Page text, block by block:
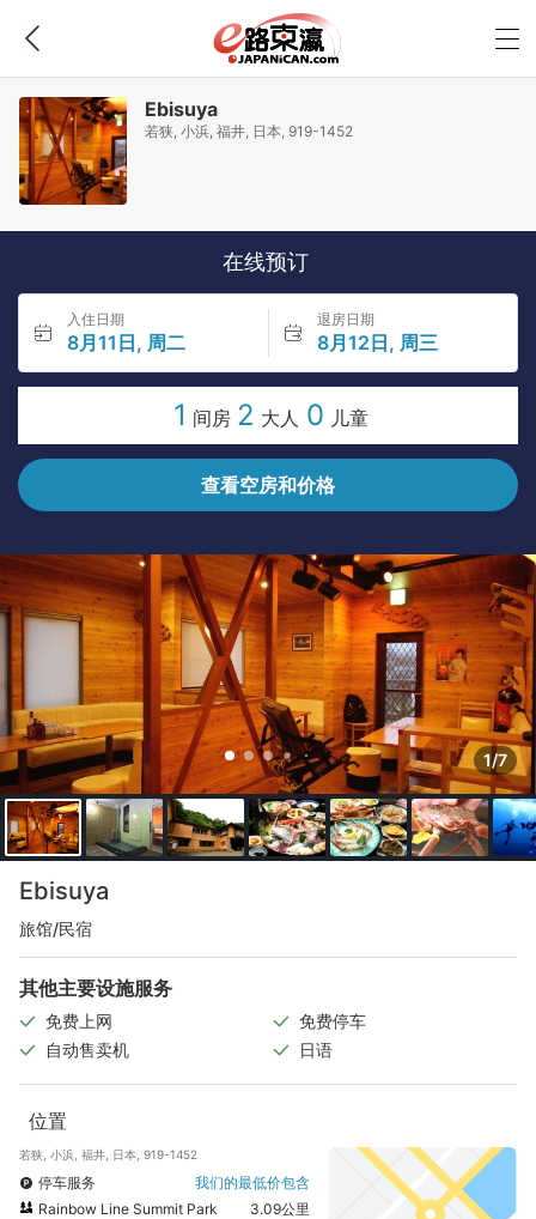
Ebisuya
若狭, 小浜, 福井, 日本, 919-1452
在线预订
入住日期
8月11日, 周二
退房日期
8月12日, 周三
1 间房 2 大人 0 儿童
查看空房和价格
1/7
Ebisuya
旅馆/民宿
其他主要设施服务
免费上网
免费停车
自动售卖机
日语
位置
若狭, 小浜, 福井, 日本, 919-1452
停车服务
我们的最低价包含
Rainbow Line Summit Park
3.09公里